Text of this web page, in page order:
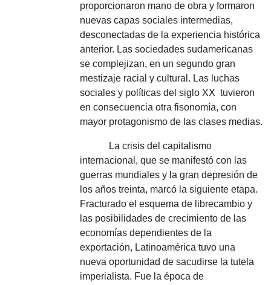
proporcionaron mano de obra y formaron
nuevas capas sociales intermedias,
desconectadas de la experiencia histórica
anterior. Las sociedades sudamericanas
se complejizan, en un segundo gran
mestizaje racial y cultural. Las luchas
sociales y políticas del siglo XX tuvieron
en consecuencia otra fisonomía, con
mayor protagonismo de las clases medias.
La crisis del capitalismo
internacional, que se manifestó con las
guerras mundiales y la gran depresión de
los años treinta, marcó la siguiente etapa.
Fracturado el esquema de librecambio y
las posibilidades de crecimiento de las
economías dependientes de la
exportación, Latinoamérica tuvo una
nueva oportunidad de sacudirse la tutela
imperialista. Fue la época de